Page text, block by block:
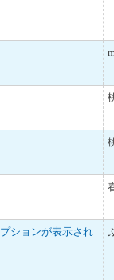
ションが表示され